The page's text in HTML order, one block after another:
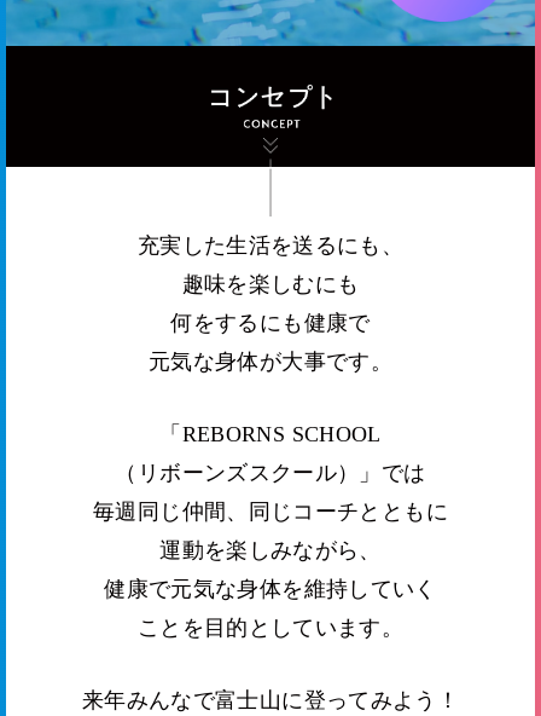
充実した生活を送るにも、
趣味を楽しむにも
何をするにも健康で
元気な身体が大事です。
「REBORNS SCHOOL
（リボーンズスクール）」では
毎週同じ仲間、同じコーチとともに
運動を楽しみながら、
健康で元気な身体を維持していく
ことを目的としています。
来年みんなで富士山に登ってみよう！